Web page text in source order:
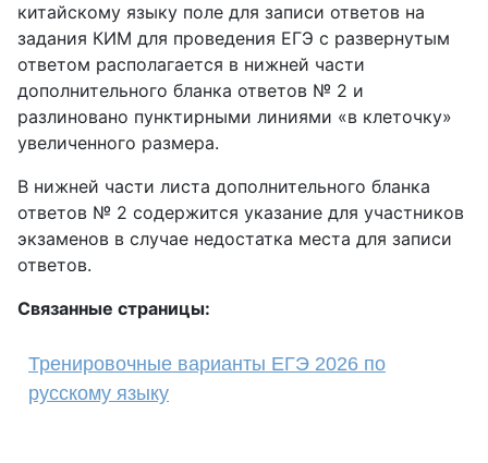
китайскому языку поле для записи ответов на
задания КИМ для проведения ЕГЭ с развернутым
ответом располагается в нижней части
дополнительного бланка ответов № 2 и
разлиновано пунктирными линиями «в клеточку»
увеличенного размера.
В нижней части листа дополнительного бланка
ответов № 2 содержится указание для участников
экзаменов в случае недостатка места для записи
ответов.
Связанные страницы:
Тренировочные варианты ЕГЭ 2026 по
русскому языку